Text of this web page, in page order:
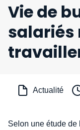
Vie de
salariés
Actualité
Selon une étude de